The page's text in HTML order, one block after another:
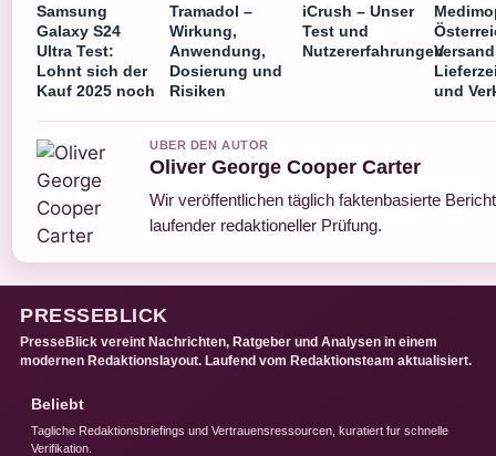
Samsung
Galaxy S24
Ultra Test:
Lohnt sich der
Kauf 2025 noch
Tramadol –
Wirkung,
Anwendung,
Dosierung und
Risiken
iCrush – Unser
Test und
Nutzererfahrungen
und
UBER DEN AUTOR
Oliver George Cooper Carter
Wir veröffentlichen täglich faktenbasierte
laufender redaktioneller Prüfung.
PRESSEBLICK
PresseBlick vereint Nachrichten, Ratgeber und Analysen in einem
modernen Redaktionslayout. Laufend vom Redaktionsteam aktualisiert.
Beliebt
Tagliche Redaktionsbriefings und Vertrauensressourcen, kuratiert fur schnelle
Verifikation.